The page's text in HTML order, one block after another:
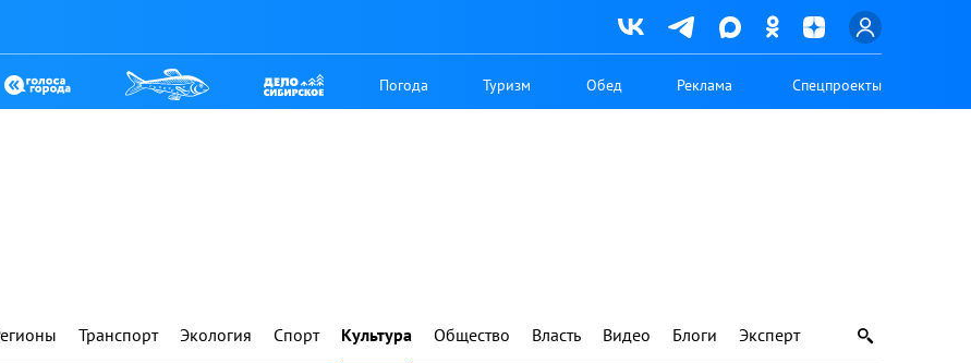
Погода Туризм Обед Реклама Спецпроекты
Транспорт Экология Спорт Культура Общество Власть Видео Блоги Эксперт